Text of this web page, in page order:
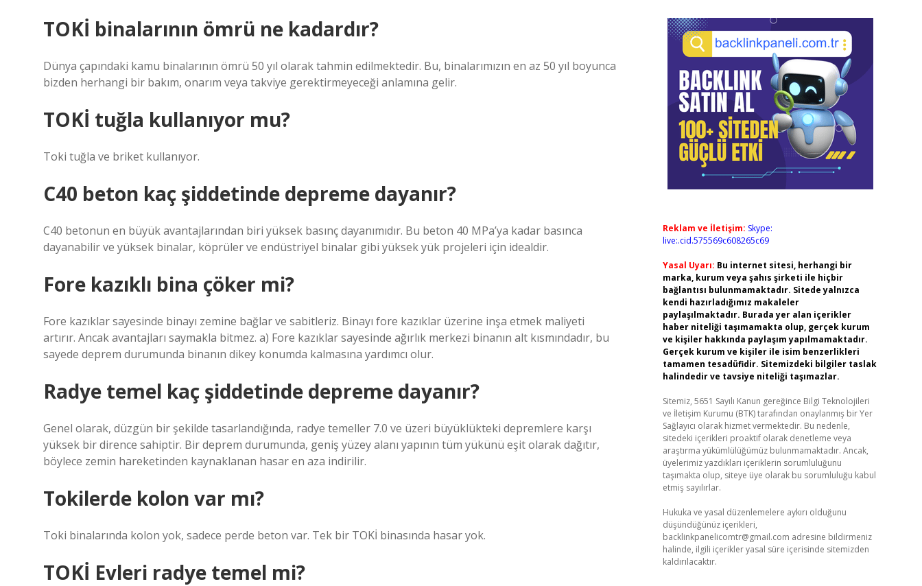
TOKİ binalarının ömrü ne kadardır?
Dünya çapındaki kamu binalarının ömrü 50 yıl olarak tahmin edilmektedir. Bu, binalarımızın en az 50 yıl boyunca
bizden herhangi bir bakım, onarım veya takviye gerektirmeyeceği anlamına gelir.
TOKİ tuğla kullanıyor mu?
Toki tuğla ve briket kullanıyor.
C40 beton kaç şiddetinde depreme dayanır?
C40 betonun en büyük avantajlarından biri yüksek basınç dayanımıdır. Bu beton 40 MPa’ya kadar basınca
dayanabilir ve yüksek binalar, köprüler ve endüstriyel binalar gibi yüksek yük projeleri için idealdir.
Fore kazıklı bina çöker mi?
Fore kazıklar sayesinde binayı zemine bağlar ve sabitleriz. Binayı fore kazıklar üzerine inşa etmek maliyeti
artırır. Ancak avantajları saymakla bitmez. a) Fore kazıklar sayesinde ağırlık merkezi binanın alt kısmındadır, bu
sayede deprem durumunda binanın dikey konumda kalmasına yardımcı olur.
Radye temel kaç şiddetinde depreme dayanır?
Genel olarak, düzgün bir şekilde tasarlandığında, radye temeller 7.0 ve üzeri büyüklükteki depremlere karşı
yüksek bir dirence sahiptir. Bir deprem durumunda, geniş yüzey alanı yapının tüm yükünü eşit olarak dağıtır,
böylece zemin hareketinden kaynaklanan hasar en aza indirilir.
Tokilerde kolon var mı?
Toki binalarında kolon yok, sadece perde beton var. Tek bir TOKİ binasında hasar yok.
TOKİ Evleri radye temel mi?
Reklam ve İletişim: Skype:
live:.cid.575569c608265c69
Yasal Uyarı: Bu internet sitesi, herhangi bir
marka, kurum veya şahıs şirketi ile hiçbir
bağlantısı bulunmamaktadır. Sitede yalnızca
kendi hazırladığımız makaleler
paylaşılmaktadır. Burada yer alan içerikler
haber niteliği taşımamakta olup, gerçek kurum
ve kişiler hakkında paylaşım yapılmamaktadır.
Gerçek kurum ve kişiler ile isim benzerlikleri
tamamen tesadüfidir. Sitemizdeki bilgiler taslak
halindedir ve tavsiye niteliği taşımazlar.
Sitemiz, 5651 Sayılı Kanun gereğince Bilgi Teknolojileri
ve İletişim Kurumu (BTK) tarafından onaylanmış bir Yer
Sağlayıcı olarak hizmet vermektedir. Bu nedenle,
sitedeki içerikleri proaktif olarak denetleme veya
araştırma yükümlülüğümüz bulunmamaktadır. Ancak,
üyelerimiz yazdıkları içeriklerin sorumluluğunu
taşımakta olup, siteye üye olarak bu sorumluluğu kabul
etmiş sayılırlar.
Hukuka ve yasal düzenlemelere aykırı olduğunu
düşündüğünüz içerikleri,
backlinkpanelicomtr@gmail.com adresine bildirmeniz
halinde, ilgili içerikler yasal süre içerisinde sitemizden
kaldırılacaktır.